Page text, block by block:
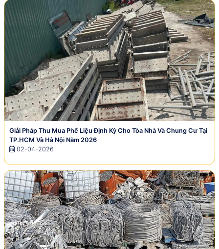
Giải Pháp Thu Mua Phế Liệu Định Kỳ Cho Tòa Nhà Và Chung Cư Tại
TP.HCM Và Hà Nội Năm 2026
02-04-2026